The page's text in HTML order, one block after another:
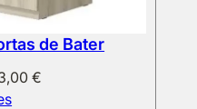
de Bater
€